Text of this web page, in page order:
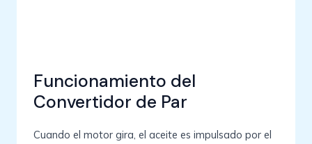
Funcionamiento del
Convertidor de Par
Cuando el motor gira, el aceite es impulsado por el